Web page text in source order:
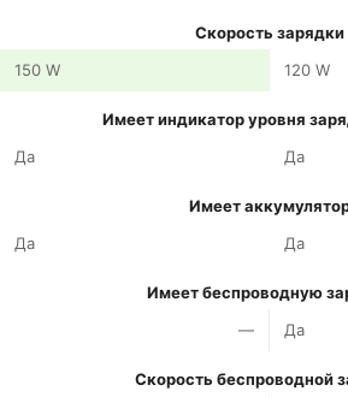
Скорость зарядки
150 W
120 W
Имеет индикатор уровня
Да
Да
Имеет
Да
Да
Имеет беспроводную
—
Да
Скорость беспроводной